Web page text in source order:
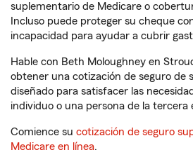
suplementario de Medicare o
Incluso puede proteger su cheque
incapacidad para ayudar a cubrir
Hable con Beth Moloughney en
obtener una cotización de seguro de
diseñado para satisfacer las
individuo o una persona de la tercera
Comience su cotización de seguro
Medicare en línea.